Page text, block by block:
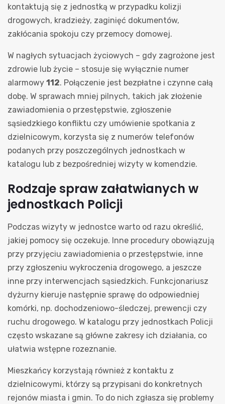
kontaktują się z jednostką w przypadku kolizji
drogowych, kradzieży, zaginięć dokumentów,
zakłócania spokoju czy przemocy domowej.
W nagłych sytuacjach życiowych – gdy zagrożone jest
zdrowie lub życie – stosuje się wyłącznie numer
alarmowy 112. Połączenie jest bezpłatne i czynne całą
dobę. W sprawach mniej pilnych, takich jak złożenie
zawiadomienia o przestępstwie, zgłoszenie
sąsiedzkiego konfliktu czy umówienie spotkania z
dzielnicowym, korzysta się z numerów telefonów
podanych przy poszczególnych jednostkach w
katalogu lub z bezpośredniej wizyty w komendzie.
Rodzaje spraw załatwianych w
jednostkach Policji
Podczas wizyty w jednostce warto od razu określić,
jakiej pomocy się oczekuje. Inne procedury obowiązują
przy przyjęciu zawiadomienia o przestępstwie, inne
przy zgłoszeniu wykroczenia drogowego, a jeszcze
inne przy interwencjach sąsiedzkich. Funkcjonariusz
dyżurny kieruje następnie sprawę do odpowiedniej
komórki, np. dochodzeniowo-śledczej, prewencji czy
ruchu drogowego. W katalogu przy jednostkach Policji
często wskazane są główne zakresy ich działania, co
ułatwia wstępne rozeznanie.
Mieszkańcy korzystają również z kontaktu z
dzielnicowymi, którzy są przypisani do konkretnych
rejonów miasta i gmin. To do nich zgłasza się problemy